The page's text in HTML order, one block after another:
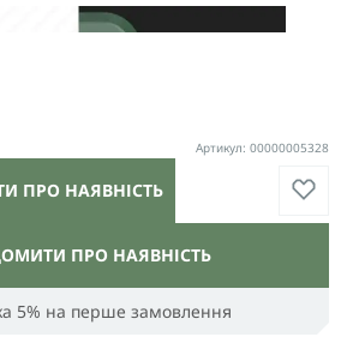
5% на перше замовлення
ПРО НАЯВНІСТЬ
Артикул: 00000005328
ПРО НАЯВНІСТЬ